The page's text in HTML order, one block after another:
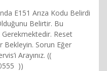
E151 Arıza Kodu Belirdi
Belirtir. Bu
Reset
Bekleyin. Sorun Eğer
Arayınız. ((
))